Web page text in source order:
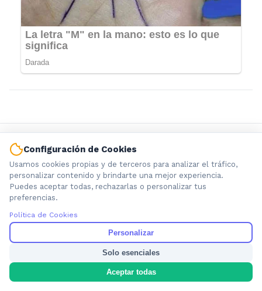
Información local que importa. Noticias de Ensenada, La
Plata y la provincia de Buenos Aires.
Nosotros
Configuración de Cookies
Usamos cookies propias y de terceros para analizar el tráfico,
personalizar contenido y brindarte una mejor experiencia.
Puedes aceptar todas, rechazarlas o personalizar tus
preferencias.
Política de Cookies
Personalizar
Solo esenciales
Aceptar todas